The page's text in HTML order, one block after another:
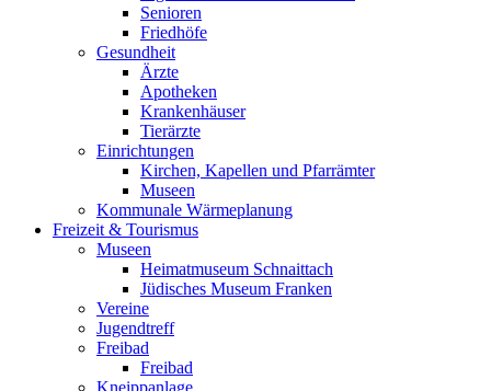
Senioren
Friedhöfe
Gesundheit
Ärzte
Apotheken
Krankenhäuser
Tierärzte
Einrichtungen
Kirchen, Kapellen und Pfarrämter
Museen
Kommunale Wärmeplanung
Freizeit & Tourismus
Museen
Heimatmuseum Schnaittach
Jüdisches Museum Franken
Vereine
Jugendtreff
Freibad
Freibad
Kneippanlage